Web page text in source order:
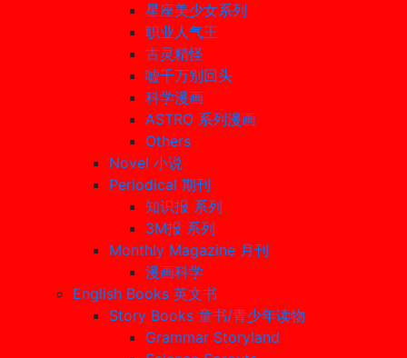
星座美少女系列
职业人气王
古灵精怪
嘘千万别回头
科学漫画
ASTRO 系列漫画
Others
Novel 小说
Periodical 期刊
知识报 系列
3M报 系列
Monthly Magazine 月刊
漫画科学
English Books 英文书
Story Books 童书/青少年读物
Grammar Storyland